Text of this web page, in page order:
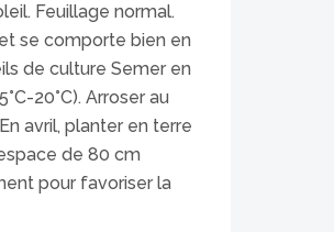
Feuillage normal.
se comporte bien en
de culture Semer en
20°C). Arroser au
avril, planter en terre
de 80 cm
pour favoriser la